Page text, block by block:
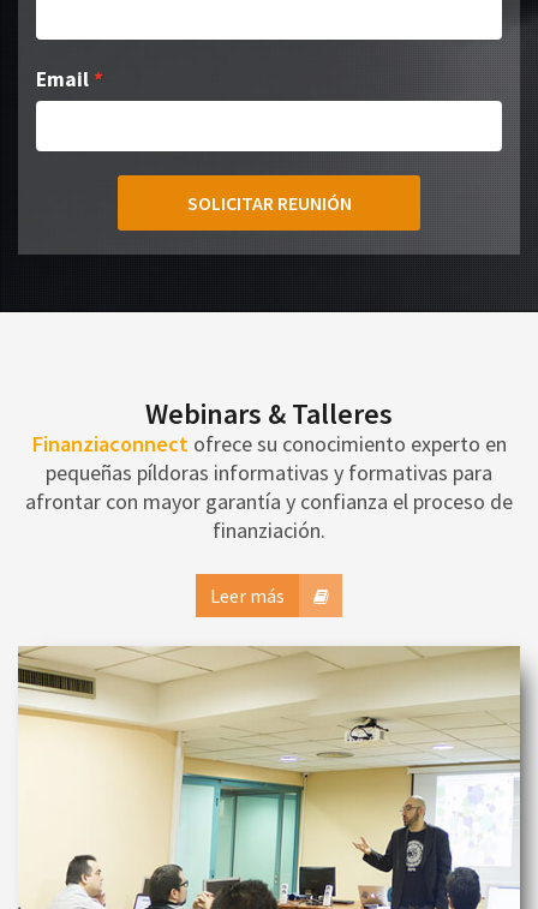
Email
SOLICITAR REUNIÓN
Webinars & Talleres
Finanziaconnectofrece su conocimiento experto en
pequeñas píldoras informativas y formativas para
afrontar con mayor garantía y confianza el proceso de
finanziación.
Leer más